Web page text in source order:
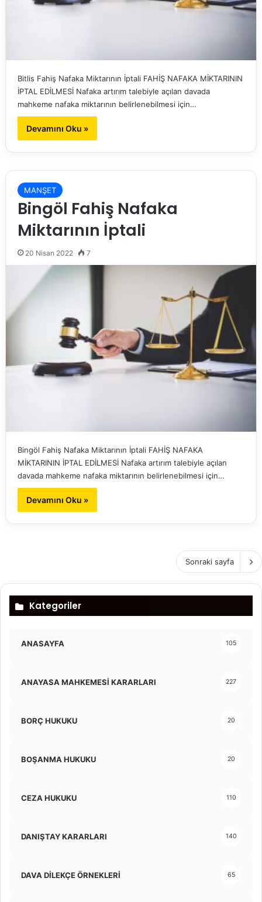
Bitlis Fahiş Nafaka Miktarının İptali FAHİŞ NAFAKA MİKTARININ
İPTAL EDİLMESİ Nafaka artırım talebiyle açılan davada
mahkeme nafaka miktarının belirlenebilmesi için…
Devamını Oku »
MANŞET
Bingöl Fahiş Nafaka
Miktarının İptali
20 Nisan 2022 7
Bingöl Fahiş Nafaka Miktarının İptali FAHİŞ NAFAKA
MİKTARININ İPTAL EDİLMESİ Nafaka artırım talebiyle açılan
davada mahkeme nafaka miktarının belirlenebilmesi için…
Devamını Oku »
Sonraki sayfa
Kategoriler
ANASAYFA 105
ANAYASA MAHKEMESİ KARARLARI 227
BORÇ HUKUKU 20
BOŞANMA HUKUKU 20
CEZA HUKUKU 110
DANIŞTAY KARARLARI 140
DAVA DİLEKÇE ÖRNEKLERİ 65